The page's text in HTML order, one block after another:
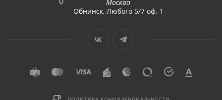
Москва
Обнинск, Любого 5/7 оф. 1